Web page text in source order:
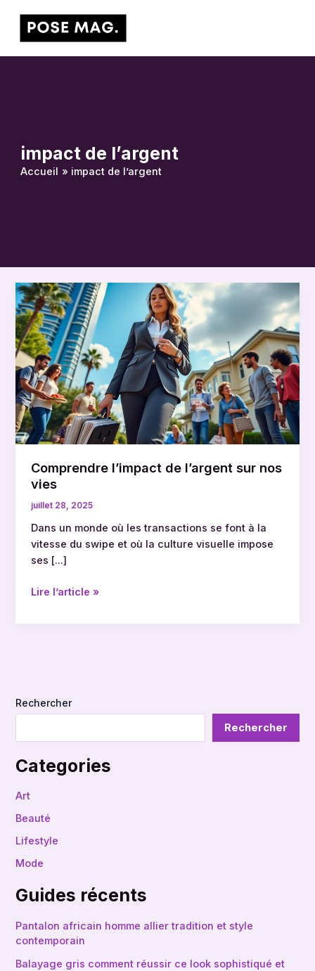
contenu
impact de l’argent
Accueil impact de l’argent
Comprendre l’impact de l’argent sur nos
vies
juillet 28, 2025
Dans un monde où les transactions se font à la
vitesse du swipe et où la culture visuelle impose
ses […]
Comprendre
l’impact
de
l’argent
sur
nos
vies
Lire l’article »
Rechercher
Rechercher
Categories
Art
Beauté
Lifestyle
Mode
Guides récents
Pantalon africain homme allier tradition et style
contemporain
Balayage gris comment réussir ce look sophistiqué et